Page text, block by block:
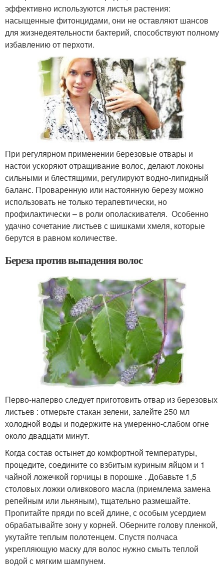
эффективно используются листья растения:
насыщенные фитонцидами, они не оставляют шансов
для жизнедеятельности бактерий, способствуют полному
избавлению от перхоти.
При регулярном применении березовые отвары и
настои ускоряют отращивание волос, делают локоны
сильными и блестящими, регулируют водно-липидный
баланс. Проваренную или настоянную березу можно
использовать не только терапевтически, но
профилактически – в роли ополаскивателя. Особенно
удачно сочетание листьев с шишками хмеля, которые
берутся в равном количестве.
Береза против выпадения волос
Перво-наперво следует приготовить отвар из березовых
листьев : отмерьте стакан зелени, залейте 250 мл
холодной воды и подержите на умеренно-слабом огне
около двадцати минут.
Когда состав остынет до комфортной температуры,
процедите, соедините со взбитым куриным яйцом и 1
чайной ложечкой горчицы в порошке . Добавьте 1,5
столовых ложки оливкового масла (приемлема замена
репейным или льняным), тщательно размешайте.
Пропитайте пряди по всей длине, с особым усердием
обрабатывайте зону у корней. Оберните голову пленкой,
укутайте теплым полотенцем. Спустя полчаса
укрепляющую маску для волос нужно смыть теплой
водой с мягким шампунем.